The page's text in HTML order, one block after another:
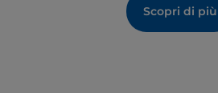
Scopri di più